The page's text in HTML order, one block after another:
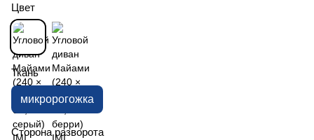
Цвет
Ткань
микророгожка
Сторона разворота